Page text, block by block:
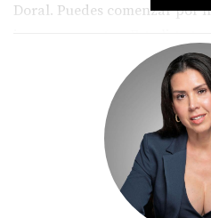
Doral. Puedes comenzar por
cuánto dinero puedes
Además, considera el
las tasas de interés que
puede ahorrarte miles de
préstamo. Si tu puntaje